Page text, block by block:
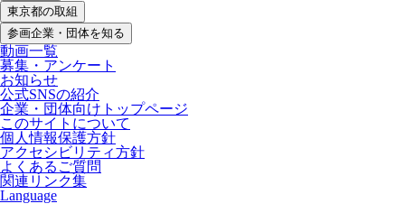
東京都の取組
参画企業・団体を知る
動画一覧
募集・アンケート
お知らせ
公式SNSの紹介
企業・団体向けトップページ
このサイトについて
個人情報保護方針
アクセシビリティ方針
よくあるご質問
関連リンク集
Language